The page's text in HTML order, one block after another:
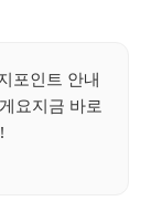
포인트 안내
요지금 바로